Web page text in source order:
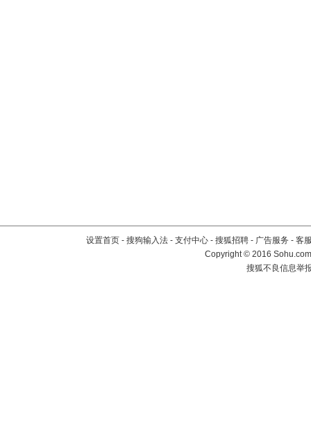
设置首页 - 搜狗输入法 - 支付中心 - 搜狐招聘 - 广告服务 - 客
Copyright©2016
搜狐不良信息举